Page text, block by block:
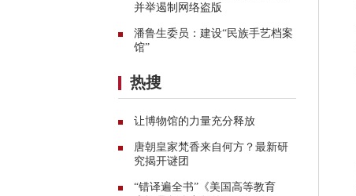
并举遏制网络盗版
潘鲁生委员：建设“民族手艺档案
馆”
热搜
让博物馆的力量充分释放
唐朝皇家梵香来自何方？最新研
究揭开谜团
“错译遍全书”《美国高等教育